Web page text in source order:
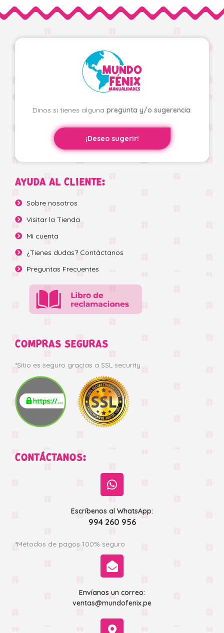
Dinos si tienes alguna pregunta y/o sugerencia.
¡Deseo sugerir!
AYUDA AL CLIENTE:
Sobre nosotros
Visitar la Tienda
Mi cuenta
¿Tienes dudas? Contáctanos
Preguntas Frecuentes
COMPRAS SEGURAS
*Sitio es seguro gracias a SSL security
CONTÁCTANOS:
Escríbenos al WhatsApp:
994 260 956
*Métodos de pagos 100% seguro
Envíanos un correo:
ventas@mundofenix.pe